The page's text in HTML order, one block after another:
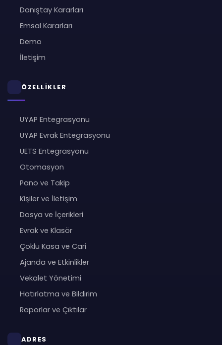
Danıştay Kararları
Emsal Kararları
Demo
İletişim
ÖZELLİKLER
UYAP Entegrasyonu
UYAP Evrak Entegrasyonu
UETS Entegrasyonu
Otomasyon
Pano ve Takip
Kişiler ve İletişim
Dosya ve İçerikleri
Evrak ve Klasör
Çoklu Kasa ve Cari
Ajanda ve Etkinlikler
Vekalet Yönetimi
Hatırlatma ve Bildirim
Raporlar ve Çıktılar
ADRES